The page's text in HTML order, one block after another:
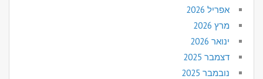
אפריל 2026
מרץ 2026
ינואר 2026
דצמבר 2025
נובמבר 2025